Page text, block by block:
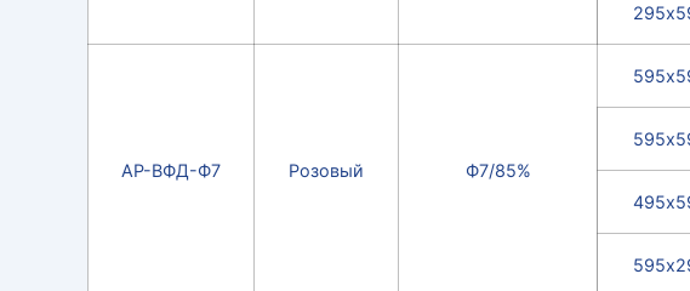
АР-ВФД-Ф7 Розовый Ф7/85%